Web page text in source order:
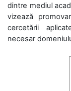
dintre mediul
vizează
cercetării
necesar